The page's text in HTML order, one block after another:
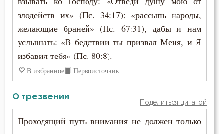
Гнев Божий
Девство
Духовная жизнь
Еда
Забота
Антоний Оптинский (Путилов)
Арсений Великий
Афанасий (Сахаров)
Афанасий Великий
Варнава
злодейств их» (Пс. 34:17); «рассыпь народы,
желающие браней» (Пс. 67:31), дабы и нам
услышать: «В бедствии ты призвал Меня, и Я
избавил тебя» (Пс. 80:8).
В избранное Первоисточник
О трезвении
Поделиться цитатой
Проходящий путь внимания не должен только